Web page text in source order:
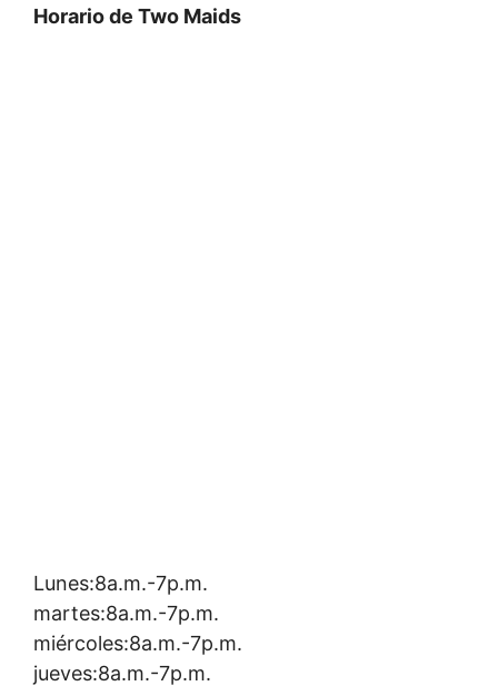
Horario de Two Maids
Lunes:8a.m.-7p.m.
martes:8a.m.-7p.m.
miércoles:8a.m.-7p.m.
jueves:8a.m.-7p.m.